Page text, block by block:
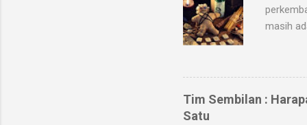
masih
objek
kaum
untuk
Tim Sembilan :
Satu